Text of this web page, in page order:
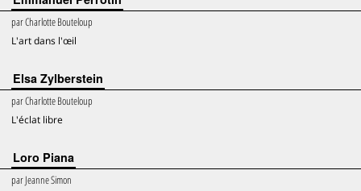
parCharlotte Bouteloup
L'art dans l'œil
Elsa Zylberstein
parCharlotte Bouteloup
L'éclat libre
Loro Piana
parJeanne Simon